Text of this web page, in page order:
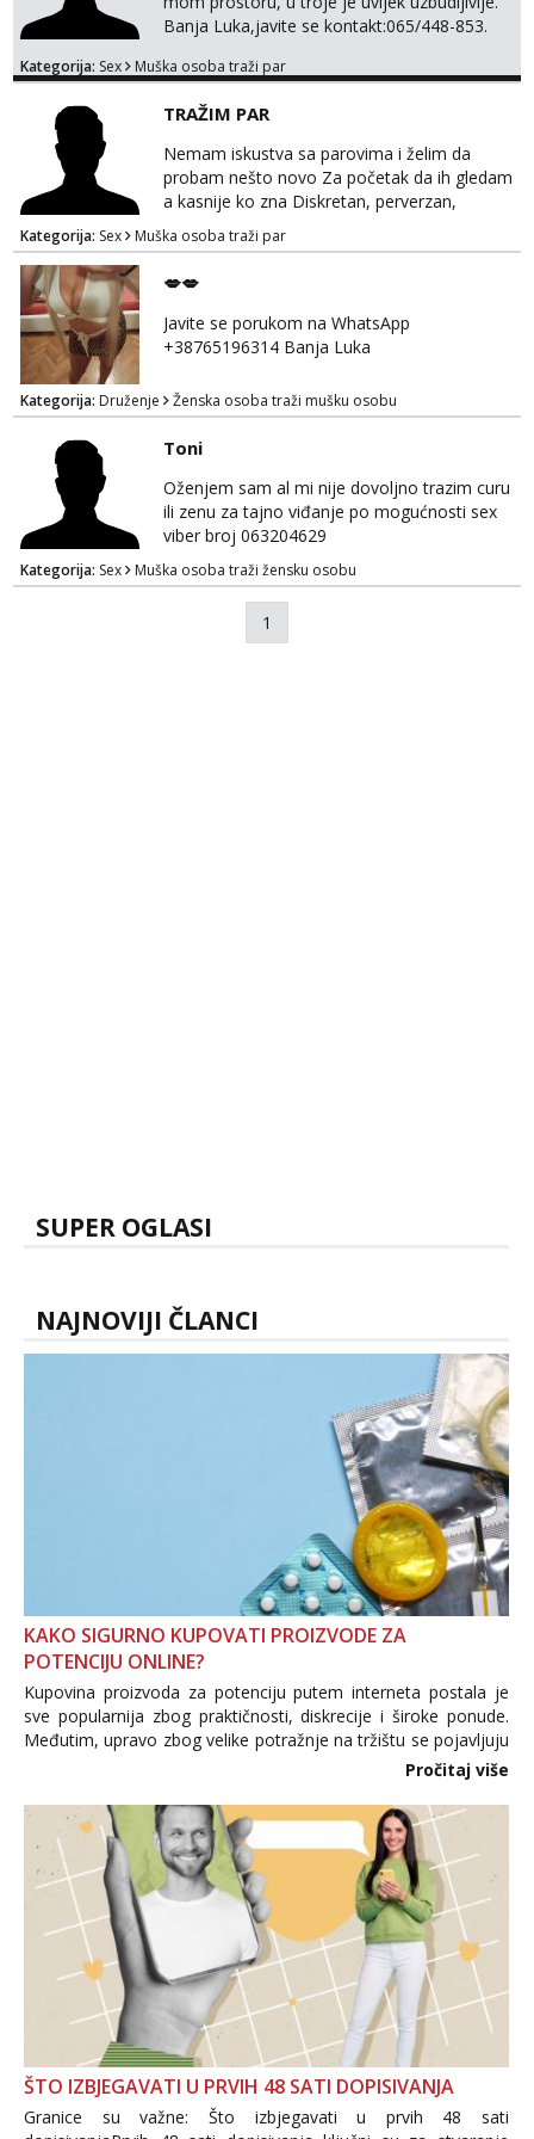
Banja Luka,javite se kontakt:065/448-853.
Kategorija: Sex Muška osoba traži par
TRAŽIM PAR
Nemam iskustva sa parovima i želim da
probam nešto novo Za početak da ih gledam
a kasnije ko zna Diskretan, perverzan,
korektan. Solo muškarci me ne zanimaju!!!
Prednost Banjaluka Telegram @Dekster98
Kategorija: Sex Muška osoba traži par
💋💋
Javite se porukom na WhatsApp
+38765196314 Banja Luka
Kategorija: Druženje Ženska osoba traži mušku osobu
Toni
Oženjem sam al mi nije dovoljno trazim curu
ili zenu za tajno viđanje po mogućnosti sex
viber broj 063204629
Kategorija: Sex Muška osoba traži žensku osobu
1
SUPER OGLASI
NAJNOVIJI ČLANCI
KAKO SIGURNO KUPOVATI PROIZVODE ZA
POTENCIJU ONLINE?
Kupovina proizvoda za potenciju putem interneta postala je
sve popularnija zbog praktičnosti, diskrecije i široke ponude.
Međutim, upravo zbog velike potražnje na tržištu se pojavljuju
i brojni krivotvoreni proizvodi, nepouzdane internetske
Pročitaj više
ŠTO IZBJEGAVATI U PRVIH 48 SATI DOPISIVANJA
Granice su važne: Što izbjegavati u prvih 48 sati